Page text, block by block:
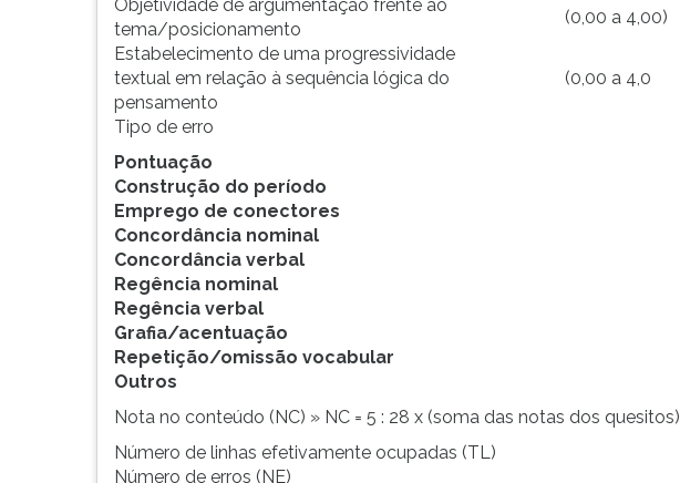
Objetividade de argumentação frente ao
tema/posicionamento
(0,00 a 4,00)
Estabelecimento de uma progressividade
textual em relação à sequência lógica do
pensamento
(0,00 a 4,0
Tipo de erro
Pontuação
Construção do período
Emprego de conectores
Concordância nominal
Concordância verbal
Regência nominal
Regência verbal
Grafia/acentuação
Repetição/omissão vocabular
Outros
Nota no conteúdo (NC) » NC = 5 : 28 x (soma das notas dos quesitos)
Número de linhas efetivamente ocupadas (TL)
Número de erros (NE)